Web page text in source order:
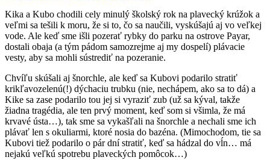
Kika a Kubo chodili cely minulý školský rok na plavecký krúžok a
veľmi sa tešili k moru, že si to, čo sa naučili, vyskúšajú aj vo veľkej
vode. Ale keď sme išli pozerať rybky do parku na ostrove Payar,
dostali obaja (a tým pádom samozrejme aj my dospelí) plávacie
vesty, aby sa mohli sústrediť na pozeranie.
Chvíľu skúšali aj šnorchle, ale keď sa Kubovi podarilo stratiť
krikľavozelenú(!) dýchaciu trubku (nie, nechápem, ako sa to dá) a
Kike sa zase podarilo tou jej si vyraziť zub (už sa kýval, takže
žiadna tragédia, ale ten prvý moment, keď som si všimla, že má
krvavé ústa…), tak sme sa vykašľali na šnorchle a nechali sme ich
plávať len s okuliarmi, ktoré nosia do bazéna. (Mimochodom, tie sa
Kubovi tiež podarilo o pár dní stratiť, keď sa hádzal do vĺn… má
nejakú veľkú spotrebu plaveckých pomôcok…)